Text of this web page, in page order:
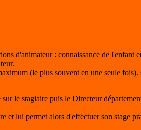
d'animateur : connaissance de
(le plus souvent en une seule
le stagiaire puis le Directeur
et lui permet alors d'effectuer son stage